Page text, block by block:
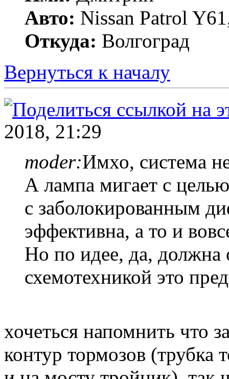
Авто: Nissan Patrol
Откуда: Волгоград
Вернуться к началу
2018, 21:29
moder:Имхо, система
А лампа мигает с
с заболокированным
эффективна, а то и
Но по идее, да, должна
схемотехникой это
хочеться напомнить что
контур тормозов (трубка